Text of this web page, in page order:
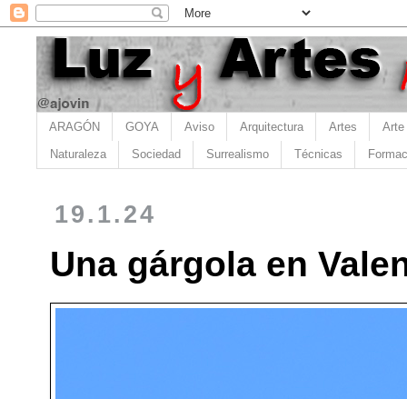
ARAGÓN GOYA Aviso Arquitectura Artes Arte
Naturaleza Sociedad Surrealismo Técnicas
19.1.24
Una gárgola en